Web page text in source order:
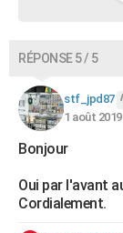
RÉPONSE 5 / 5
stf_jpd87
1 août 2019
Bonjour
Oui par l'avant
Cordialement.